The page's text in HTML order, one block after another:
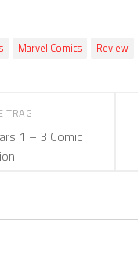
Marvel Comics Review
1 – 3 Comic